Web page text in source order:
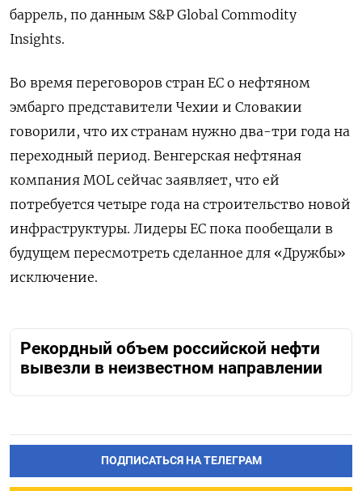
баррель, по данным S&P Global Commodity
Insights.
Во время переговоров стран ЕС о нефтяном
эмбарго представители Чехии и Словакии
говорили, что их странам нужно два-три года на
переходный период. Венгерская нефтяная
компания MOL сейчас заявляет, что ей
потребуется четыре года на строительство новой
инфраструктуры. Лидеры ЕС пока пообещали в
будущем пересмотреть сделанное для «Дружбы»
исключение.
Рекордный объем российской нефти
вывезли в неизвестном направлении
ПОДПИСАТЬСЯ НА ТЕЛЕГРАМ